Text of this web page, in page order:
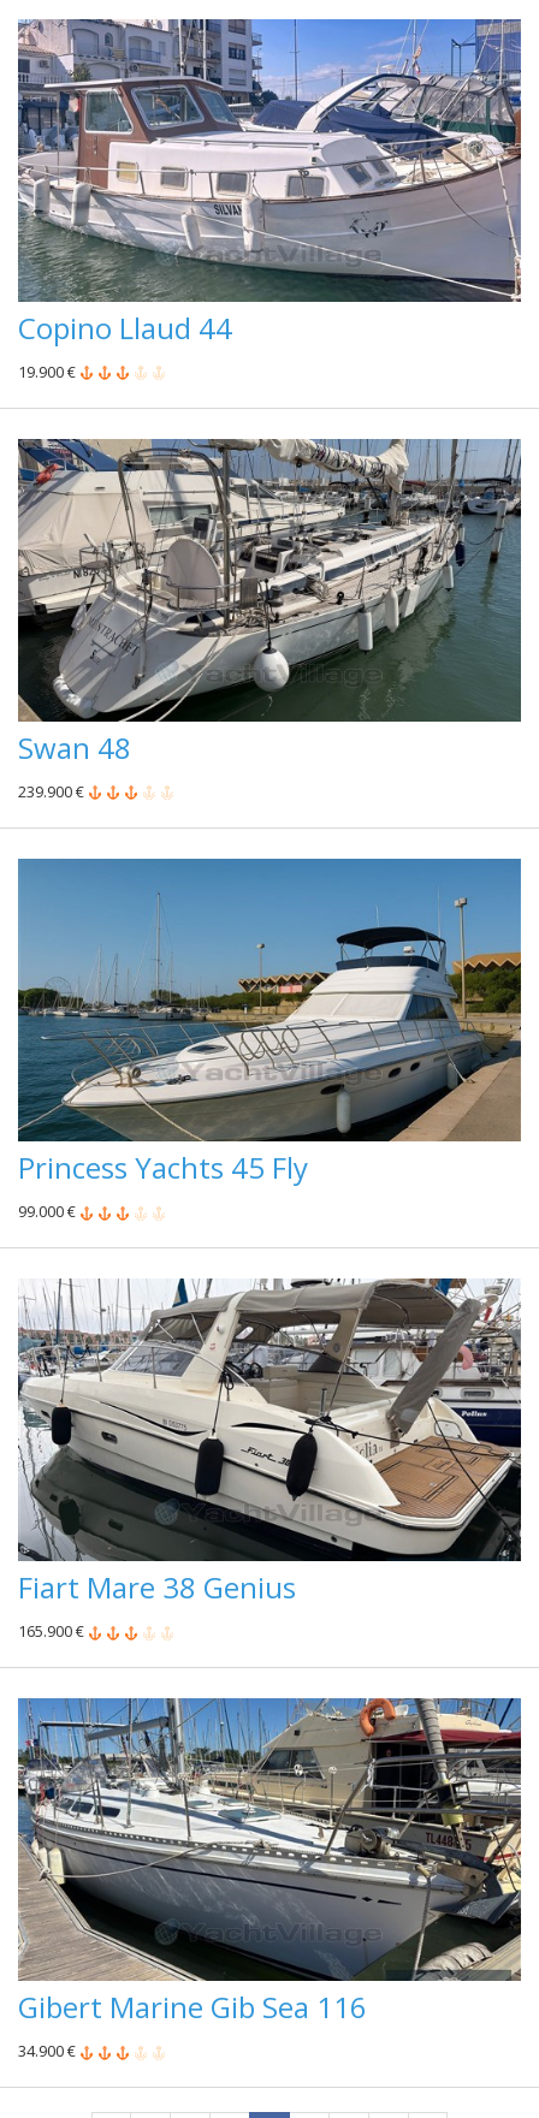
Copino Llaud 44
19.900 €
Swan 48
239.900 €
Princess Yachts 45 Fly
99.000 €
Fiart Mare 38 Genius
165.900 €
Gibert Marine Gib Sea 116
34.900 €